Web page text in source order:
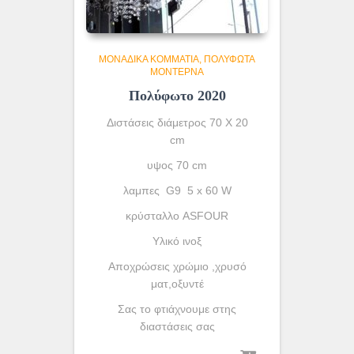
ΜΟΝΆΔΙΚΑ ΚΟΜΜΆΤΙΑ ΠΟΛΎΦΩΤΑ
ΜΟΝΤΈΡΝΑ
Πολύφωτο 2020
Διστάσεις διάμετρος 70 Χ 20
cm
υψος 70 cm
λαμπες G9 5 x 60 W
κρύσταλλο ASFOUR
Yλικό ινοξ
Αποχρώσεις χρώμιο ,χρυσό
ματ,οξυντέ
Σας το φτιάχνουμε στης
διαστάσεις σας